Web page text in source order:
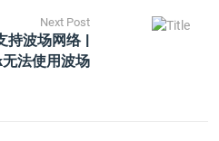
Next Post
持波场网络 |
法使用波场